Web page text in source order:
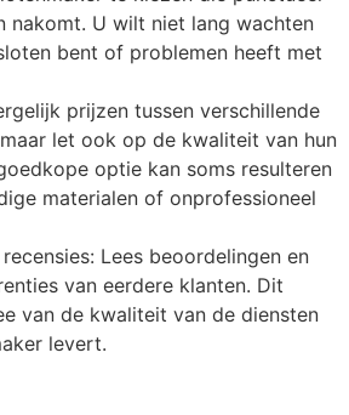
nakomt. U wilt niet lang wachten
bent of problemen heeft met
prijzen tussen verschillende
let ook op de kwaliteit van hun
optie kan soms resulteren
materialen of onprofessioneel
Lees beoordelingen en
van eerdere klanten. Dit
van de kwaliteit van de diensten
levert.